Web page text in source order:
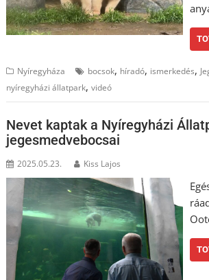
Nyíregyháza bocsok, híradó, ismerkedés,
nyíregyházi állatpark,videó
Nevet kaptak a Nyíregyházi
jegesmedvebocsai
2025.05.23. Kiss Lajos